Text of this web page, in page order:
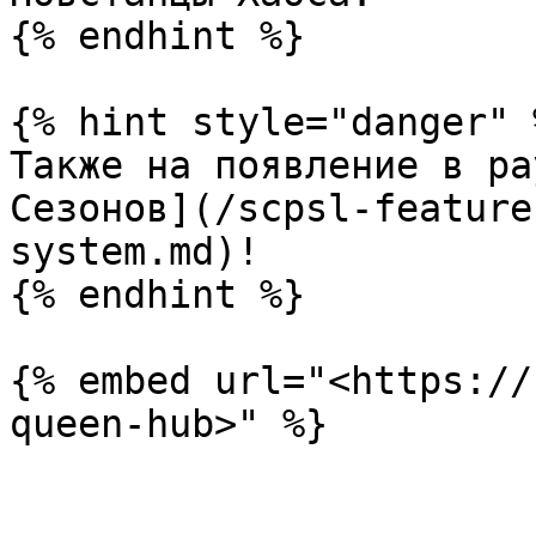
{% endhint %}
{% hint style="danger"
Также на появление в
Сезонов](/scpsl-
system.md)!
{% endhint %}
{% embed